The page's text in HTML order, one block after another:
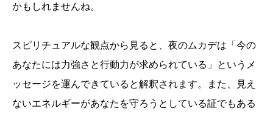
かもしれませんね。
スピリチュアルな観点から見ると、夜のムカデは「今の
あなたには力強さと行動力が求められている」というメ
ッセージを運んできていると解釈されます。また、見え
ないエネルギーがあなたを守ろうとしている証でもある